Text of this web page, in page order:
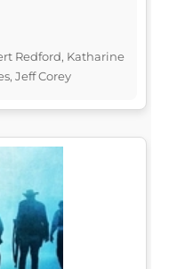
Redford, Katharine
Jeff Corey